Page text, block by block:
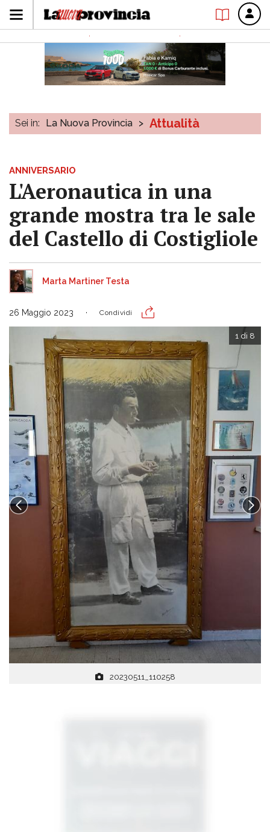
Sei in: La Nuova Provincia > Attualità
ANNIVERSARIO
L'Aeronautica in una
grande mostra tra le sale
del Castello di Costigliole
Marta Martiner Testa
26 Maggio 2023 Condividi
20230511_110258
1 di 8